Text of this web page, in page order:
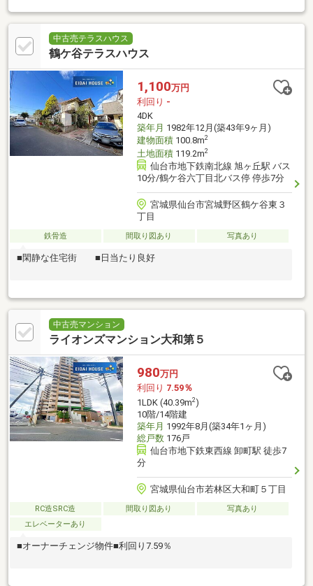
中古売テラスハウス
鶴ケ谷テラスハウス
1,100万円
利回り -
4DK
築年月 1982年12月(築43年9ヶ月)
建物面積100.8m2
土地面積119.2m2
仙台市地下鉄南北線 旭ヶ丘駅 バス
10分/鶴ケ谷六丁目北バス停 停歩7分
宮城県仙台市宮城野区鶴ケ谷東３
丁目
鉄骨造 間取り図あり 写真あり
■閑静な住宅街 ■日当たり良好
中古売マンション
ライオンズマンション大和第５
980万円
利回り 7.59％
1LDK (40.39m2)
10階/14階建
築年月 1992年8月(築34年1ヶ月)
総戸数176戸
仙台市地下鉄東西線 卸町駅 徒歩7
分
宮城県仙台市若林区大和町５丁目
RC造SRC造 間取り図あり
写真あり
エレベーターあり
■オーナーチェンジ物件■利回り7.59％